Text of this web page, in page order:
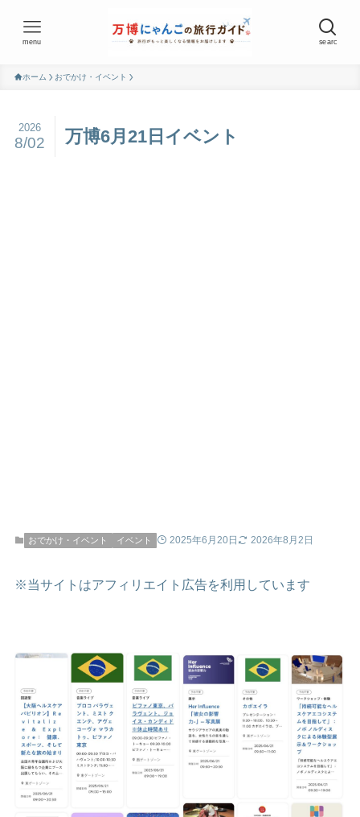
searc
menu
ホーム おでかけ・イベント
万博6月21日イベント
2026
8/02
おでかけ・イベント イベント 2025年6月20日 2026年8月2日
※当サイトはアフィリエイト広告を利用しています